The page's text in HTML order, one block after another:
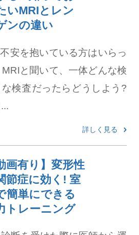
いMRIとレン
ンの違い
安を抱いている方はいらっ
と聞いて、一体どんな検
検査だったらどうしよう?
詳しく見る
画有り】変形性
節症に効く! 室
簡単にできる
トレーニング